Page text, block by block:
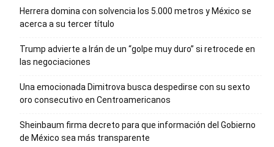
Herrera domina con solvencia los 5.000 metros y México se
acerca a su tercer título
Trump advierte a Irán de un “golpe muy duro” si retrocede en
las negociaciones
Una emocionada Dimitrova busca despedirse con su sexto
oro consecutivo en Centroamericanos
Sheinbaum firma decreto para que información del Gobierno
de México sea más transparente